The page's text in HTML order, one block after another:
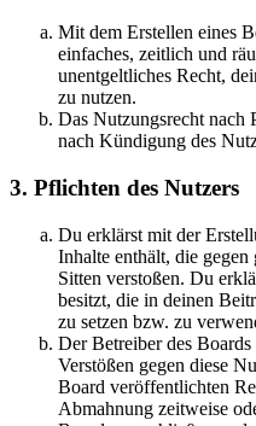
Mit dem Erstellen eines
einfaches, zeitlich und
unentgeltliches Recht,
zu nutzen.
Das Nutzungsrecht nach
nach Kündigung des
3. Pflichten des Nutzers
Du erklärst mit der
Inhalte enthält, die gegen
Sitten verstoßen. Du
besitzt, die in deinen
zu setzen bzw. zu
Der Betreiber des
Verstößen gegen diese
Board veröffentlichten
Abmahnung zeitweise